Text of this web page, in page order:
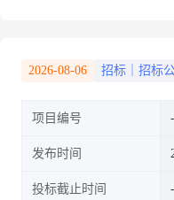
2026-08-06 招标｜招标
项目编号
发布时间
投标截止时间